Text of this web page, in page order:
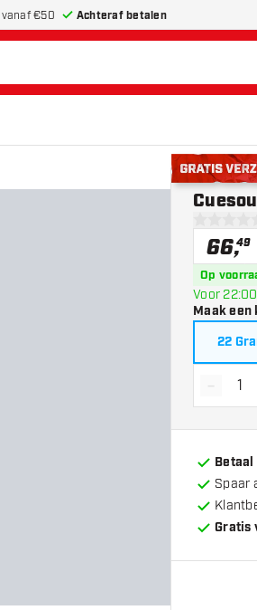
vanaf €50 Achteraf betalen
Gratis
0 score
66,49
Op
Voor
Maak een
22
-
Spaar
Gratis